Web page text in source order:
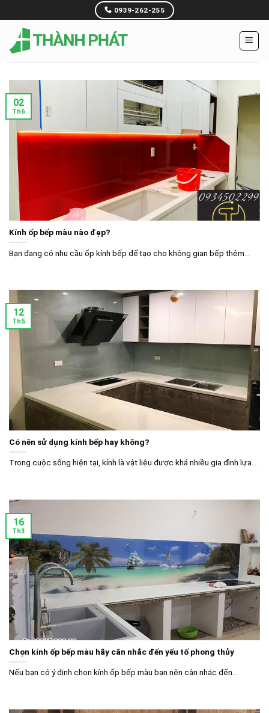
to
content
0939-262-255
Kính ốp bếp màu nào đẹp?
Bạn đang có nhu cầu ốp kính bếp để tạo cho không gian bếp thêm...
02
Th6
Có nên sử dụng kính bếp hay không?
Trong cuộc sống hiện tại, kính là vật liệu được khá nhiều gia đình lựa...
12
Th5
Chọn kính ốp bếp màu hãy cân nhắc đến yếu tố phong thủy
Nếu bạn có ý định chọn kính ốp bếp màu bạn nên cân nhắc đến...
16
Th3